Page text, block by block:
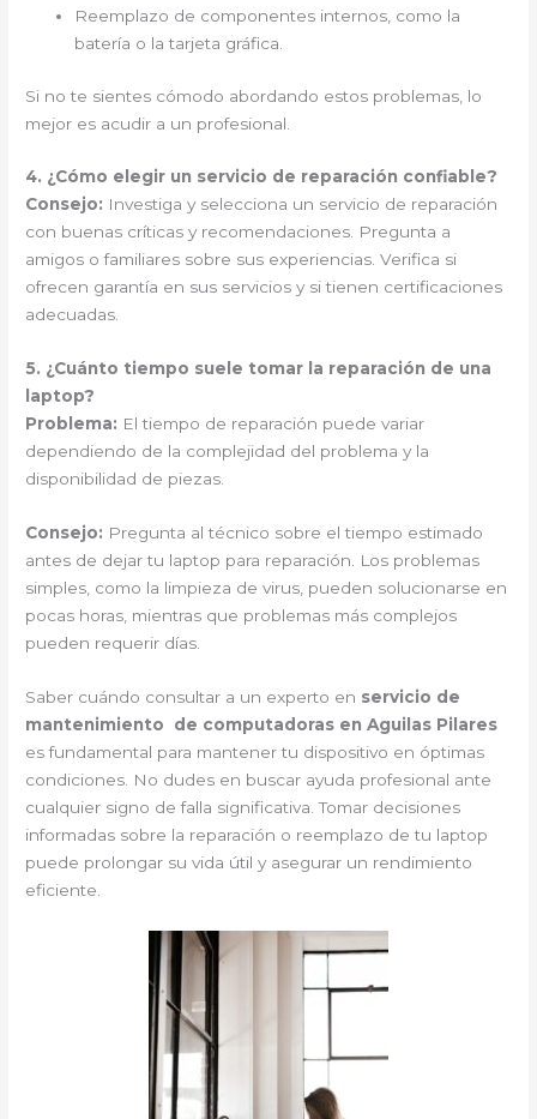
Reemplazo de componentes internos, como la
batería o la tarjeta gráfica.
Si no te sientes cómodo abordando estos problemas, lo
mejor es acudir a un profesional.
4. ¿Cómo elegir un servicio de reparación confiable?
Consejo: Investiga y selecciona un servicio de reparación
con buenas críticas y recomendaciones. Pregunta a
amigos o familiares sobre sus experiencias. Verifica si
ofrecen garantía en sus servicios y si tienen certificaciones
adecuadas.
5. ¿Cuánto tiempo suele tomar la reparación de una
laptop?
Problema: El tiempo de reparación puede variar
dependiendo de la complejidad del problema y la
disponibilidad de piezas.
Consejo: Pregunta al técnico sobre el tiempo estimado
antes de dejar tu laptop para reparación. Los problemas
simples, como la limpieza de virus, pueden solucionarse en
pocas horas, mientras que problemas más complejos
pueden requerir días.
Saber cuándo consultar a un experto en servicio de
mantenimiento de computadoras en Aguilas Pilares
es fundamental para mantener tu dispositivo en óptimas
condiciones. No dudes en buscar ayuda profesional ante
cualquier signo de falla significativa. Tomar decisiones
informadas sobre la reparación o reemplazo de tu laptop
puede prolongar su vida útil y asegurar un rendimiento
eficiente.